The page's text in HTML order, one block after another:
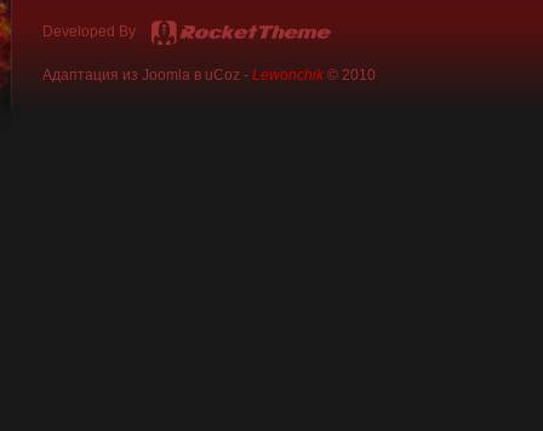
Developed By
Адаптация из Joomla в uCoz - Lewonchik© 2010